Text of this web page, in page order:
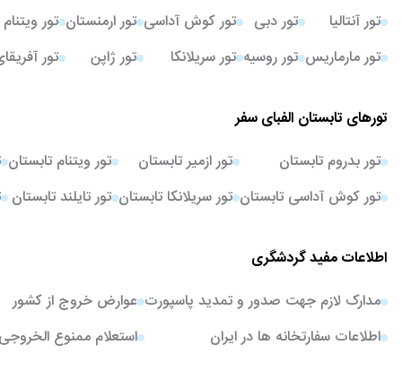
تور آنتالیا
تور مارماریس
تور دبی
تور روسیه
تور کوش آداسی
تور سریلانکا
تور ارمنستان
تور ژاپن
تور ویتنام
تور
تورهای تابستان الفبای سفر
تور بدروم تابستان
تور کوش آداسی تابستان
تور ازمیر تابستان
تور سریلانکا تابستان
تور ویتنام تابستان
تور تایلند تابستان
اطلاعات مفید گردشگری
مدارک لازم جهت صدور و تمدید پاسپورت
اطلاعات سفارتخانه ها در ایران
عوارض خروج از کشور
استعلام ممنوع